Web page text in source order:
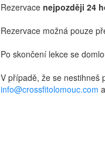
Rezervace nejpozději 24
Rezervace možná pouze
Po skončení lekce se
V případě, že se nestihneš
info@crossfitolomouc.com